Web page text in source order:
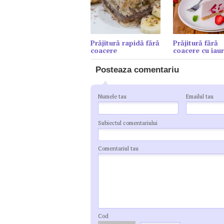
Prăjitură rapidă fără
coacere
Prăjitură fără
coacere cu
Posteaza comentariu
Numele tau Emailul tau
Subiectul comentariului
Comentariul tau
Cod